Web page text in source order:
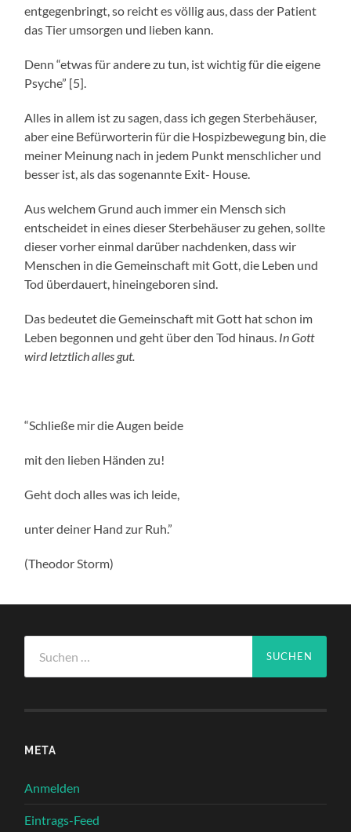
entgegenbringt, so reicht es völlig aus, dass der Patient
das Tier umsorgen und lieben kann.
Denn “etwas für andere zu tun, ist wichtig für die eigene
Psyche” [5].
Alles in allem ist zu sagen, dass ich gegen Sterbehäuser,
aber eine Befürworterin für die Hospizbewegung bin, die
meiner Meinung nach in jedem Punkt menschlicher und
besser ist, als das sogenannte Exit- House.
Aus welchem Grund auch immer ein Mensch sich
entscheidet in eines dieser Sterbehäuser zu gehen, sollte
dieser vorher einmal darüber nachdenken, dass wir
Menschen in die Gemeinschaft mit Gott, die Leben und
Tod überdauert, hineingeboren sind.
Das bedeutet die Gemeinschaft mit Gott hat schon im
Leben begonnen und geht über den Tod hinaus. In Gott
wird letztlich alles gut.
“Schließe mir die Augen beide
mit den lieben Händen zu!
Geht doch alles was ich leide,
unter deiner Hand zur Ruh.”
(Theodor Storm)
nach:
META
Anmelden
Eintrags-Feed